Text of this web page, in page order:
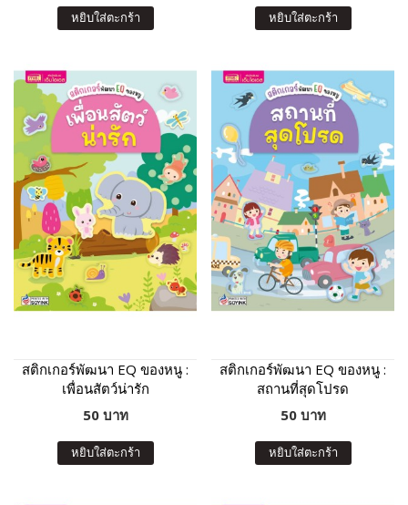
หยิบใส่ตะกร้า หยิบใส่ตะกร้า
สติกเกอร์พัฒนา EQ ของหนู :
เพื่อนสัตว์น่ารัก
50 บาท
หยิบใส่ตะกร้า
สติกเกอร์พัฒนา EQ ของหนู :
สถานที่สุดโปรด
50 บาท
หยิบใส่ตะกร้า